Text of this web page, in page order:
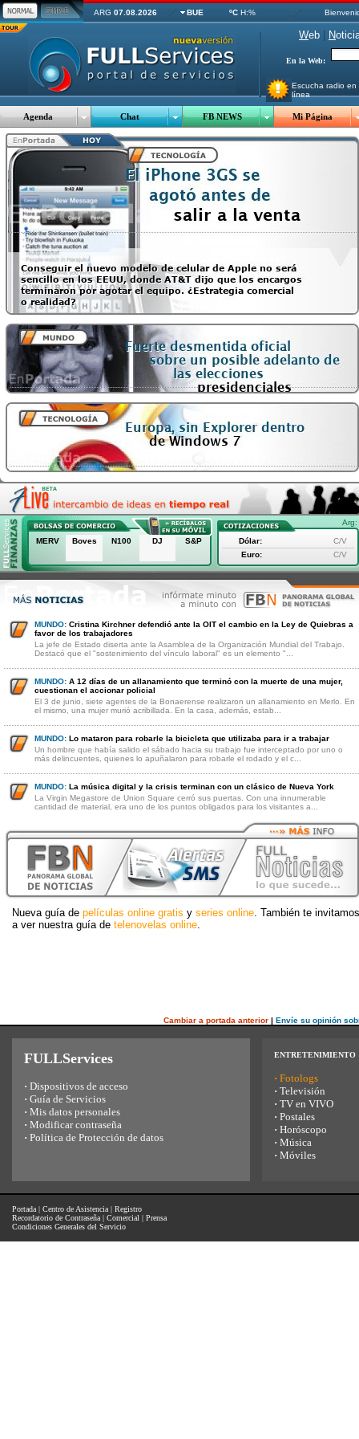
ARG 07.08.2026 BUE ºC H:%
Web N
En la Web:
Escucha radio en
línea
Agenda Chat FB NEWS Mi Página
Arg:
MERV Boves N100 DJ S&P Dólar:
C/V
Euro:
C/V
MUNDO: Cristina Kirchner defendió ante la OIT el cambio en la Ley de Quiebras a
favor de los trabajadores
La jefe de Estado diserta ante la Asamblea de la Organización Mundial del Trabajo.
Destacó que el "sostenimiento del vínculo laboral" es un elemento "...
MUNDO: A 12 días de un allanamiento que terminó con la muerte de una mujer,
cuestionan el accionar policial
El 3 de junio, siete agentes de la Bonaerense realizaron un allanamiento en Merlo. En
el mismo, una mujer murió acribillada. En la casa, además, estab...
MUNDO: Lo mataron para robarle la bicicleta que utilizaba para ir a trabajar
Un hombre que había salido el sábado hacia su trabajo fue interceptado por uno o
más delincuentes, quienes lo apuñalaron para robarle el rodado y el c...
MUNDO: La música digital y la crisis terminan con un clásico de Nueva York
La Virgin Megastore de Union Square cerró sus puertas. Con una innumerable
cantidad de material, era uno de los puntos obligados para los visitantes a...
Nueva guía de películas online gratis y series online. También te invitamos
a ver nuestra guía de telenovelas online.
Cambiar a portada anterior| Envíe su opinión
FULLServices
· Dispositivos de acceso
· Guía de Servicios
· Mis datos personales
· Modificar contraseña
· Política de Protección de datos
ENTRETENIMIENTO
· Fotologs
· Televisión
· TV en VIVO
· Postales
· Horóscopo
· Música
· Móviles
Portada | Centro de Asistencia | Registro
Recordatorio de Contraseña | Comercial | Prensa
Condiciones Generales del Servicio